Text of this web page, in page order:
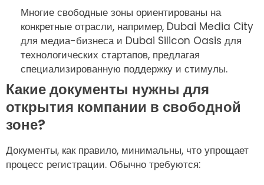
Многие свободные зоны ориентированы на
конкретные отрасли, например, Dubai Media City
для медиа-бизнеса и Dubai Silicon Oasis для
технологических стартапов, предлагая
специализированную поддержку и стимулы.
Какие документы нужны для
открытия компании в свободной
зоне?
Документы, как правило, минимальны, что упрощает
процесс регистрации. Обычно требуются: